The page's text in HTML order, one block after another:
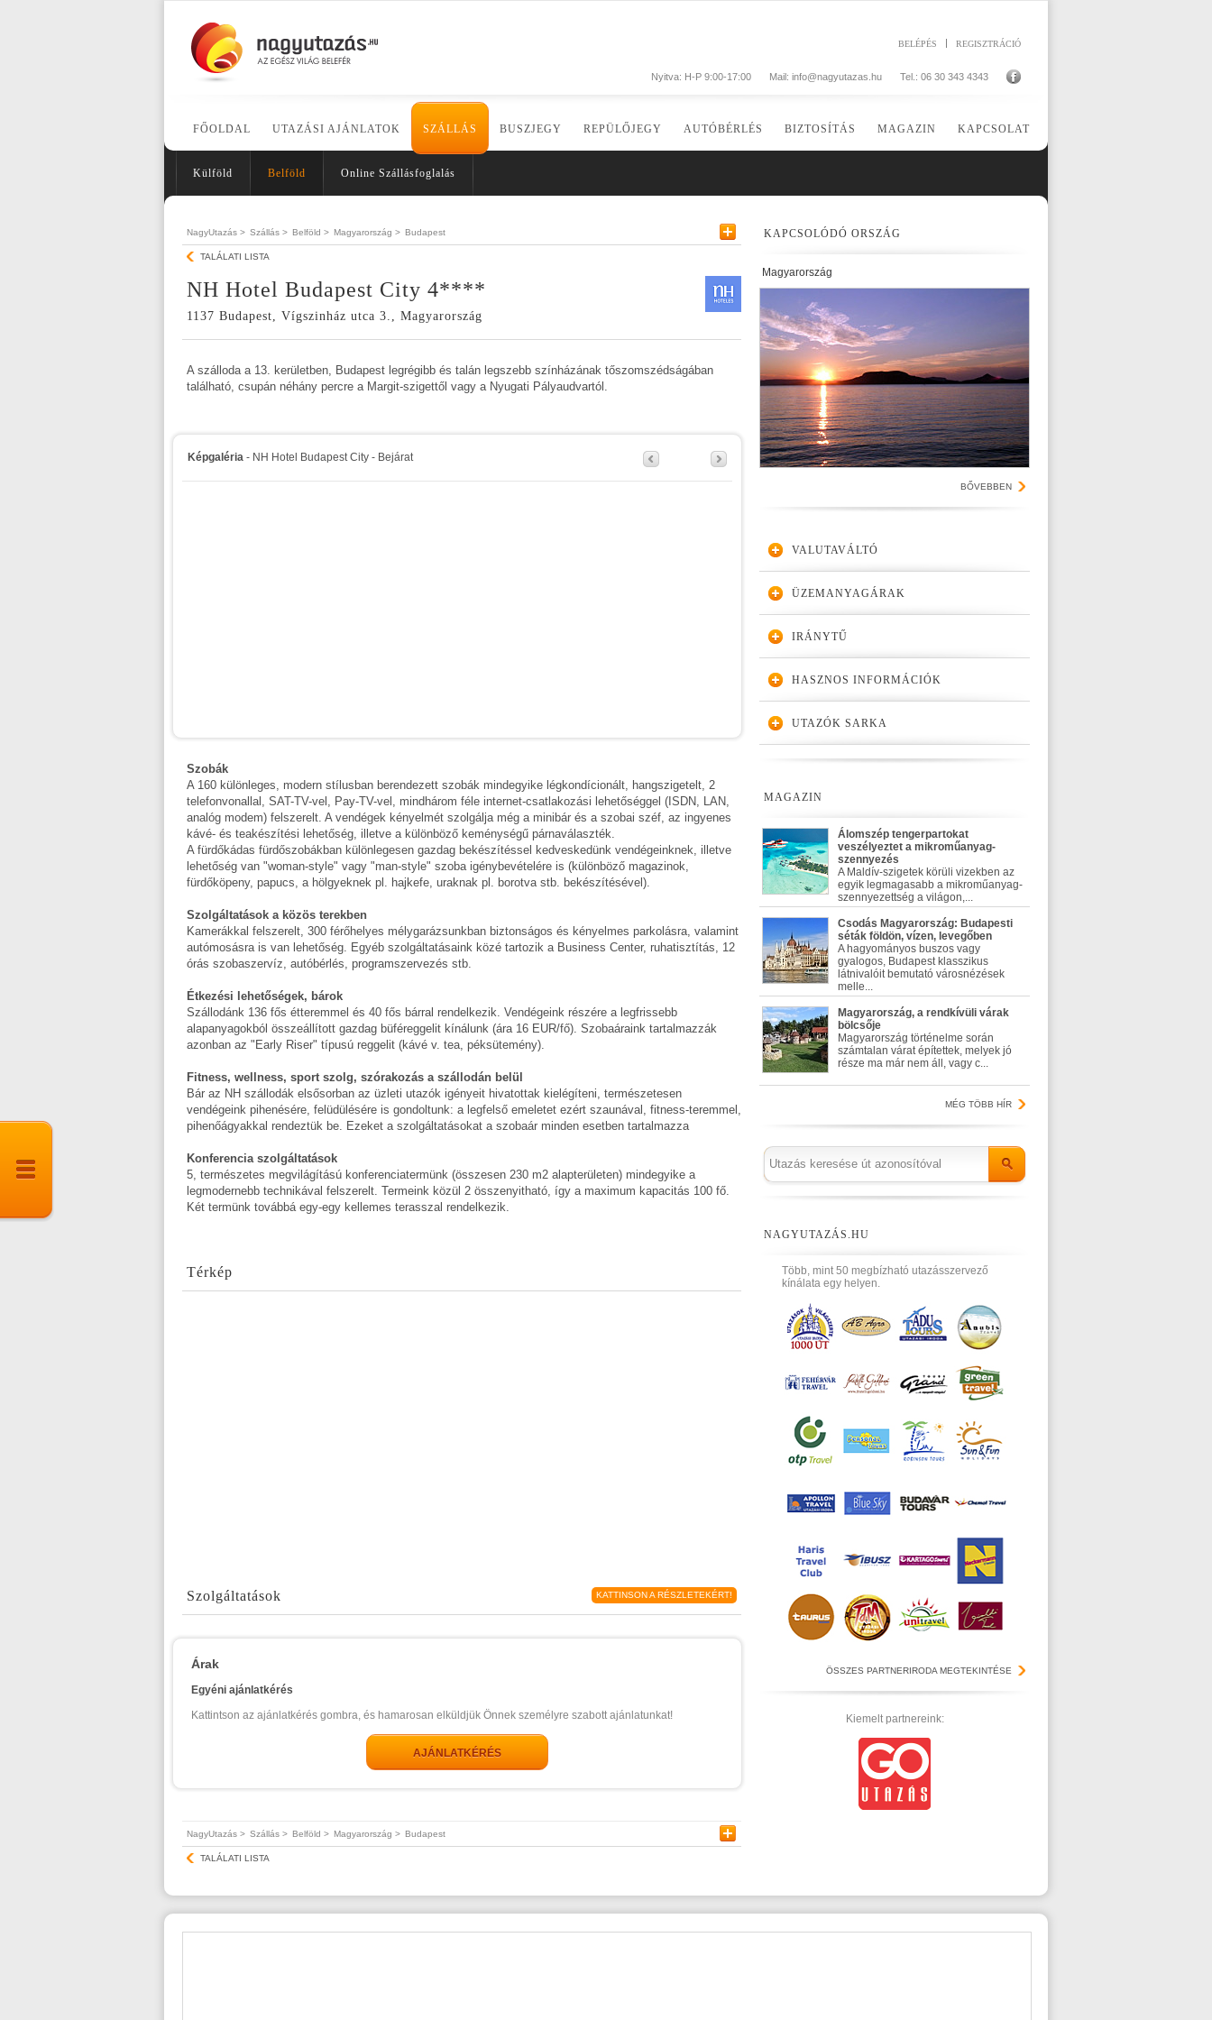
REGISZTRÁCIÓ
BELÉPÉS
Tel.: 06 30 343 4343
Mail: info@nagyutazas.hu
Nyitva: H-P 9:00-17:00
FŐOLDAL UTAZÁSI AJÁNLATOK SZÁLLÁS BUSZJEGY REPÜLŐJEGY AUTÓBÉRLÉS BIZTOSÍTÁS MAGAZIN KAPCSOLAT
Külföld Belföld Online Szállásfoglalás
NagyUtazás > Szállás > Belföld > Magyarország > Budapest
TALÁLATI LISTA
NH Hotel Budapest City 4****
1137 Budapest, Vígszinház utca 3., Magyarország
A szálloda a 13. kerületben, Budapest legrégibb és talán legszebb színházának tőszomszédságában
található, csupán néhány percre a Margit-szigettől vagy a Nyugati Pályaudvartól.
Képgaléria - NH Hotel Budapest City - Bejárat
Szobák
A 160 különleges, modern stílusban berendezett szobák mindegyike légkondícionált, hangszigetelt, 2
telefonvonallal, SAT-TV-vel, Pay-TV-vel, mindhárom féle internet-csatlakozási lehetőséggel (ISDN, LAN,
analóg modem) felszerelt. A vendégek kényelmét szolgálja még a minibár és a szobai széf, az ingyenes
kávé- és teakészítési lehetőség, illetve a különböző keménységű párnaválaszték.
A fürdőkádas fürdőszobákban különlegesen gazdag bekészítéssel kedveskedünk vendégeinknek, illetve
lehetőség van "woman-style" vagy "man-style" szoba igénybevételére is (különböző magazinok,
fürdőköpeny, papucs, a hölgyeknek pl. hajkefe, uraknak pl. borotva stb. bekészítésével).
Szolgáltatások a közös terekben
Kamerákkal felszerelt, 300 férőhelyes mélygarázsunkban biztonságos és kényelmes parkolásra, valamint
autómosásra is van lehetőség. Egyéb szolgáltatásaink közé tartozik a Business Center, ruhatisztítás, 12
órás szobaszervíz, autóbérlés, programszervezés stb.
Étkezési lehetőségek, bárok
Szállodánk 136 fős étteremmel és 40 fős bárral rendelkezik. Vendégeink részére a legfrissebb
alapanyagokból összeállított gazdag büféreggelit kínálunk (ára 16 EUR/fő). Szobaáraink tartalmazzák
azonban az "Early Riser" típusú reggelit (kávé v. tea, péksütemény).
Fitness, wellness, sport szolg, szórakozás a szállodán belül
Bár az NH szállodák elsősorban az üzleti utazók igényeit hivatottak kielégíteni, természetesen
vendégeink pihenésére, felüdülésére is gondoltunk: a legfelső emeletet ezért szaunával, fitness-teremmel,
pihenőágyakkal rendeztük be. Ezeket a szolgáltatásokat a szobaár minden esetben tartalmazza
Konferencia szolgáltatások
5, természetes megvilágítású konferenciatermünk (összesen 230 m2 alapterületen) mindegyike a
legmodernebb technikával felszerelt. Termeink közül 2 összenyitható, így a maximum kapacitás 100 fő.
Két termünk továbbá egy-egy kellemes terasszal rendelkezik.
Térkép
Szolgáltatások KATTINSON A RÉSZLETEKÉRT!
Árak
Egyéni ajánlatkérés
Kattintson az ajánlatkérés gombra, és hamarosan elküldjük Önnek személyre szabott ajánlatunkat!
AJÁNLATKÉRÉS
NagyUtazás > Szállás > Belföld > Magyarország > Budapest
TALÁLATI LISTA
KAPCSOLÓDÓ ORSZÁG
Magyarország
BŐVEBBEN
VALUTAVÁLTÓ
ÜZEMANYAGÁRAK
IRÁNYTŰ
HASZNOS INFORMÁCIÓK
UTAZÓK SARKA
MAGAZIN
Álomszép tengerpartokat
veszélyeztet a mikroműanyag-
szennyezés
A Maldív-szigetek körüli vizekben az
egyik legmagasabb a mikroműanyag-
szennyezettség a világon,...
Csodás Magyarország: Budapesti
séták földön, vízen, levegőben
A hagyományos buszos vagy
gyalogos, Budapest klasszikus
látnivalóit bemutató városnézések
melle...
Magyarország, a rendkívüli várak
bölcsője
Magyarország történelme során
számtalan várat építettek, melyek jó
része ma már nem áll, vagy c...
MÉG TÖBB HÍR
NAGYUTAZÁS.HU
Több, mint 50 megbízható utazásszervező
kínálata egy helyen.
ÖSSZES PARTNERIRODA MEGTEKINTÉSE
Kiemelt partnereink: